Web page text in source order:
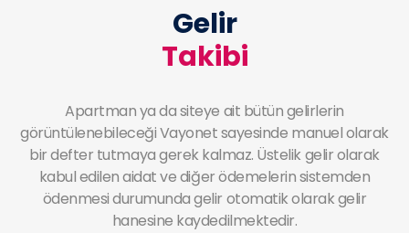
Gelir
Takibi
Apartman ya da siteye ait bütün gelirlerin
görüntülenebileceği Vayonet sayesinde manuel olarak
bir defter tutmaya gerek kalmaz. Üstelik gelir olarak
kabul edilen aidat ve diğer ödemelerin sistemden
ödenmesi durumunda gelir otomatik olarak gelir
hanesine kaydedilmektedir.